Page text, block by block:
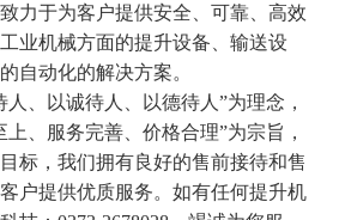
力于为客户提供安全、可靠、高效
业机械方面的提升设备、输送设
自动化的解决方案。
、以诚待人、以德待人”为理念，
上、服务完善、价格合理”为宗旨，
标，我们拥有良好的售前接待和售
户提供优质服务。如有任何提升机